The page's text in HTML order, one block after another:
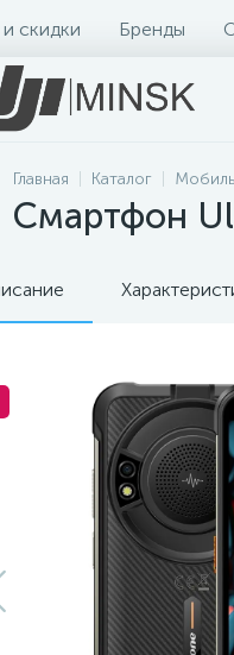
скидки Бренды
Главная Каталог
Смартфон